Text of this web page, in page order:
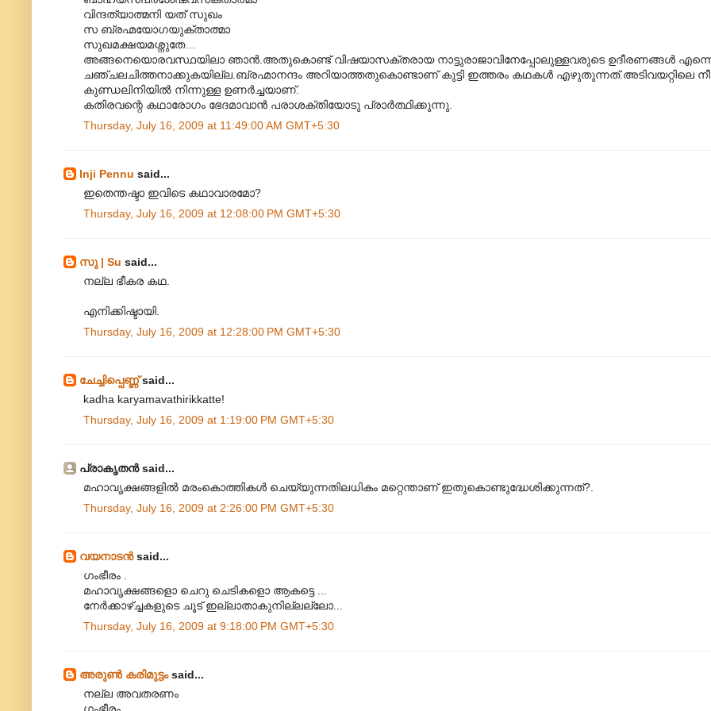
വിന്ദത്യാത്മനി യത് സുഖം
സ ബ്രഹ്മയോഗയുക്താത്മാ
സുഖമക്ഷയമശ്നുതേ…
അങ്ങനെയൊരവസ്ഥയിലാ ഞാൻ.അതുകൊണ്ട് വിഷയാസക്തരായ നാട്ടുരാജാവിനേപ്പോലുള്ളവരുടെ ഉദീരണങ്ങൾ
ചഞ്ചലചിത്തനാക്കുകയില്ല.ബ്രഹ്മാനന്ദം അറിയാത്തതുകൊണ്ടാണ് കുട്ടി ഇത്തരം കഥകൾ എഴുതുന്നത്.അടിവയറ്റിലെ
കുണ്ഡലിനിയിൽ നിന്നുള്ള ഉണർച്ചയാണ്.
കതിരവന്റെ കഥാരോഗം ഭേദമാവാൻ പരാശക്തിയോടു പ്രാർത്ഥിക്കുന്നു.
Thursday, July 16, 2009 at 11:49:00 AM GMT+5:30
Inji Pennu said...
ഇതെന്തഷ്ടാ ഇവിടെ കഥാവാരമോ?
Thursday, July 16, 2009 at 12:08:00 PM GMT+5:30
സു | Su said...
നല്ല ഭീകര കഥ.
എനിക്കിഷ്ടായി.
Thursday, July 16, 2009 at 12:28:00 PM GMT+5:30
ചേച്ചിപ്പെണ്ണ്‍said...
kadha karyamavathirikkatte!
Thursday, July 16, 2009 at 1:19:00 PM GMT+5:30
പ്രാകൃതന്‍ said...
മഹാവൃക്ഷങ്ങളില്‍ മരംകൊത്തികള്‍ ചെയ്യുന്നതിലധികം മറ്റെന്താണ് ഇതുകൊണ്ടുദ്ധേശിക്കുന്നത്?.
Thursday, July 16, 2009 at 2:26:00 PM GMT+5:30
വയനാടന്‍said...
ഗംഭീരം .
മഹാവൃക്ഷങ്ങളൊ ചെറു ചെടികളൊ ആകട്ടെ ...
നേർക്കാഴ്ച്ചകളുടെ ചൂട്‌ ഇല്ലാതാകുനില്ലല്ലോ...
Thursday, July 16, 2009 at 9:18:00 PM GMT+5:30
അരുണ്‍ കരിമുട്ടംsaid...
നല്ല അവതരണം